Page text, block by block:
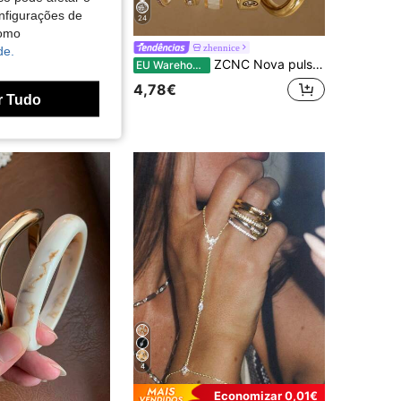
24
zhennice
EU Warehouse ZCNC Nova pulseira versátil minimalista de moda elegante e luxuosa com brilho estrelado para mulher, 5/1 peça, em aço de titânio de alta gama, presente de aniversário
4,78€
4
Economizar 0,01€
de
Tudo